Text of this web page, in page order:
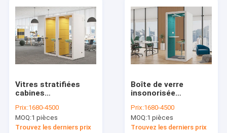
Produits
Vidéos
VR Show
Contrôle de la qualité
Vitres stratifiées
cabines
bureau capsule
d'isolation
acoustique facile à
Prix:1680-4500
MOQ:1 pièces
Trouvez les derniers prix
Boîte de verre
insonorisée
Prix:1680-4500
MOQ:1 pièces
Trouvez les derniers prix